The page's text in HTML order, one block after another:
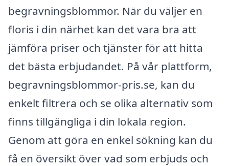
begravningsblommor. När du väljer en
floris i din närhet kan det vara bra att
jämföra priser och tjänster för att hitta
det bästa erbjudandet. På vår plattform,
begravningsblommor-pris.se, kan du
enkelt filtrera och se olika alternativ som
finns tillgängliga i din lokala region.
Genom att göra en enkel sökning kan du
få en översikt över vad som erbjuds och